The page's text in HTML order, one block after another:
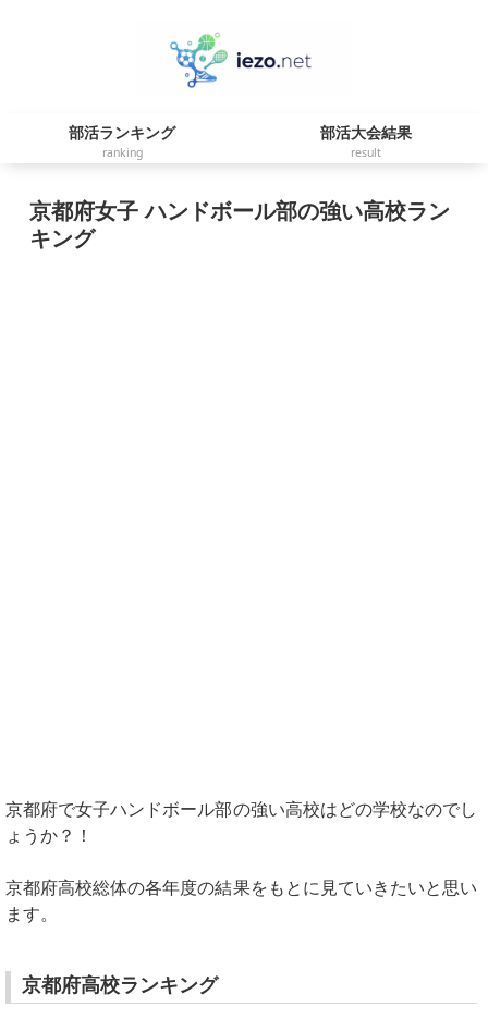
部活ランキング
ranking
部活大会結果
result
京都府女子 ハンドボール部の強い高校ラン
キング
京都府で女子ハンドボール部の強い高校はどの学校なのでし
ょうか？！
京都府高校総体の各年度の結果をもとに見ていきたいと思い
ます。
京都府高校ランキング